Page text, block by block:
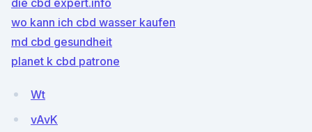
die cbd expert.info
wo kann ich cbd wasser kaufen
md cbd gesundheit
planet k cbd patrone
Wt
vAvK